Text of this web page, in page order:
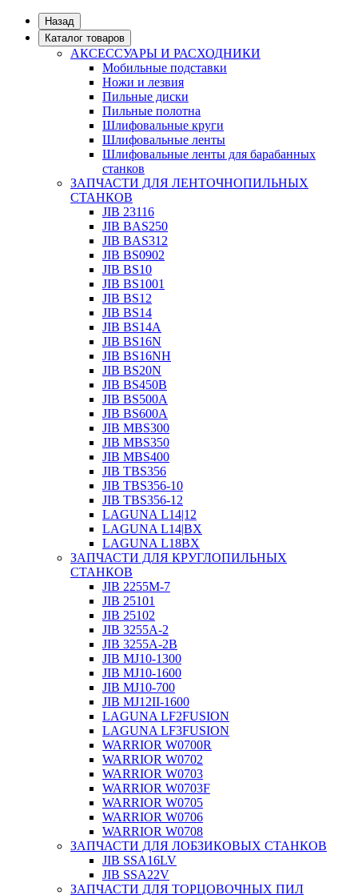
Назад
Каталог товаров
АКСЕССУАРЫ И РАСХОДНИКИ
Мобильные подставки
Ножи и лезвия
Пильные диски
Пильные полотна
Шлифовальные круги
Шлифовальные ленты
Шлифовальные ленты для барабанных
станков
ЗАПЧАСТИ ДЛЯ ЛЕНТОЧНОПИЛЬНЫХ
СТАНКОВ
JIB 23116
JIB BAS250
JIB BAS312
JIB BS0902
JIB BS10
JIB BS1001
JIB BS12
JIB BS14
JIB BS14А
JIB BS16N
JIB BS16NH
JIB BS20N
JIB BS450B
JIB BS500A
JIB BS600A
JIB MBS300
JIB MBS350
JIB MBS400
JIB TBS356
JIB TBS356-10
JIB TBS356-12
LAGUNA L14|12
LAGUNA L14|BX
LAGUNA L18BX
ЗАПЧАСТИ ДЛЯ КРУГЛОПИЛЬНЫХ
СТАНКОВ
JIB 2255M-7
JIB 25101
JIB 25102
JIB 3255A-2
JIB 3255A-2B
JIB MJ10-1300
JIB MJ10-1600
JIB MJ10-700
JIB MJ12II-1600
LAGUNA LF2FUSION
LAGUNA LF3FUSION
WARRIOR W0700R
WARRIOR W0702
WARRIOR W0703
WARRIOR W0703F
WARRIOR W0705
WARRIOR W0706
WARRIOR W0708
ЗАПЧАСТИ ДЛЯ ЛОБЗИКОВЫХ СТАНКОВ
JIB SSA16LV
JIB SSA22V
ЗАПЧАСТИ ДЛЯ ТОРЦОВОЧНЫХ ПИЛ